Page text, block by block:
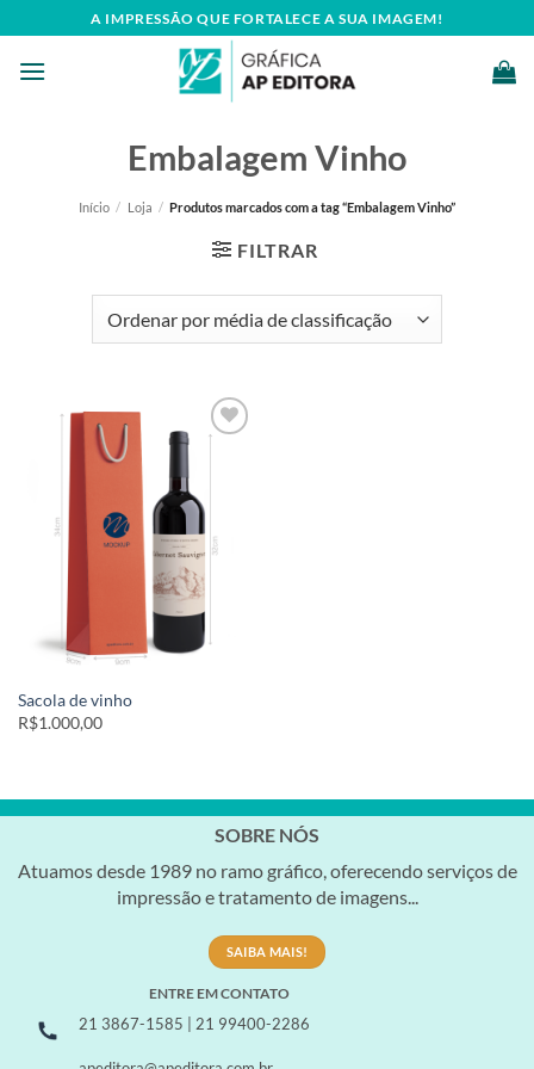
to
content
A IMPRESSÃO QUE FORTALECE A SUA IMAGEM!
Embalagem Vinho
Início / Loja / Produtos marcados com a tag “Embalagem Vinho”
FILTRAR
Sacola de vinho
R$1.000,00
SOBRE NÓS
Atuamos desde 1989 no ramo gráfico, oferecendo serviços de
impressão e tratamento de imagens...
SAIBA MAIS!
ENTRE EM CONTATO
21 3867-1585 | 21 99400-2286